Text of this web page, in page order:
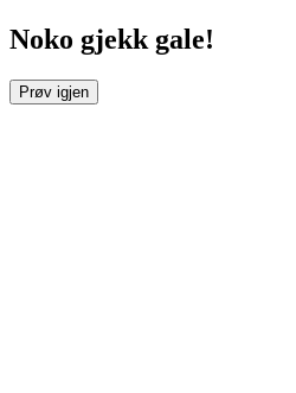
Noko gjekk gale!
Prøv igjen